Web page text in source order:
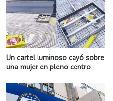
Un cartel luminoso cayó sobre
una mujer en pleno centro